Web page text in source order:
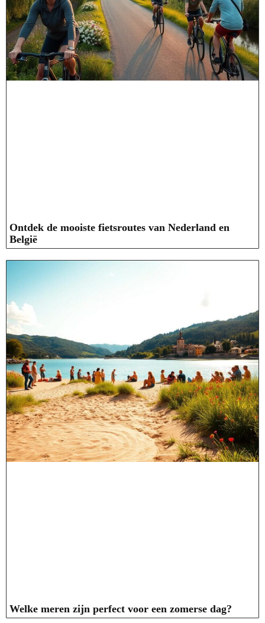
Ontdek de mooiste fietsroutes van Nederland en
België
Welke meren zijn perfect voor een zomerse dag?